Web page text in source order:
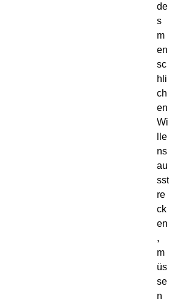
de
s
m
en
sc
hli
ch
en
Wi
lle
ns
au
sst
re
ck
en
,
m
üs
se
n